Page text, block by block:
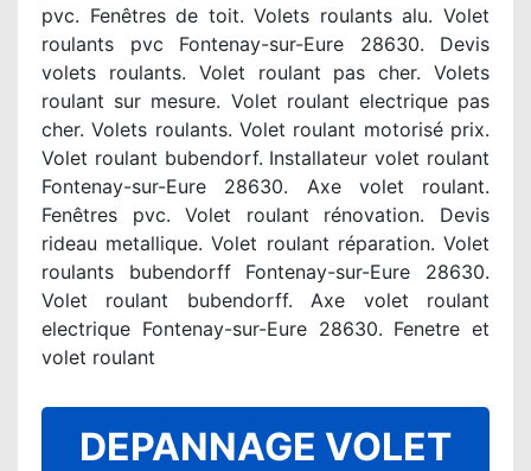
pvc. Fenêtres de toit. Volets roulants alu. Volet
roulants pvc Fontenay-sur-Eure 28630. Devis
volets roulants. Volet roulant pas cher. Volets
roulant sur mesure. Volet roulant electrique pas
cher. Volets roulants. Volet roulant motorisé prix.
Volet roulant bubendorf. Installateur volet roulant
Fontenay-sur-Eure 28630. Axe volet roulant.
Fenêtres pvc. Volet roulant rénovation. Devis
rideau metallique. Volet roulant réparation. Volet
roulants bubendorff Fontenay-sur-Eure 28630.
Volet roulant bubendorff. Axe volet roulant
electrique Fontenay-sur-Eure 28630. Fenetre et
volet roulant
DEPANNAGE VOLET